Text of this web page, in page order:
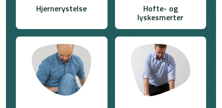
Hjernerystelse Hofte- og
lyskesmerter